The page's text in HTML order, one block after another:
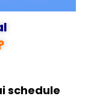
schedule